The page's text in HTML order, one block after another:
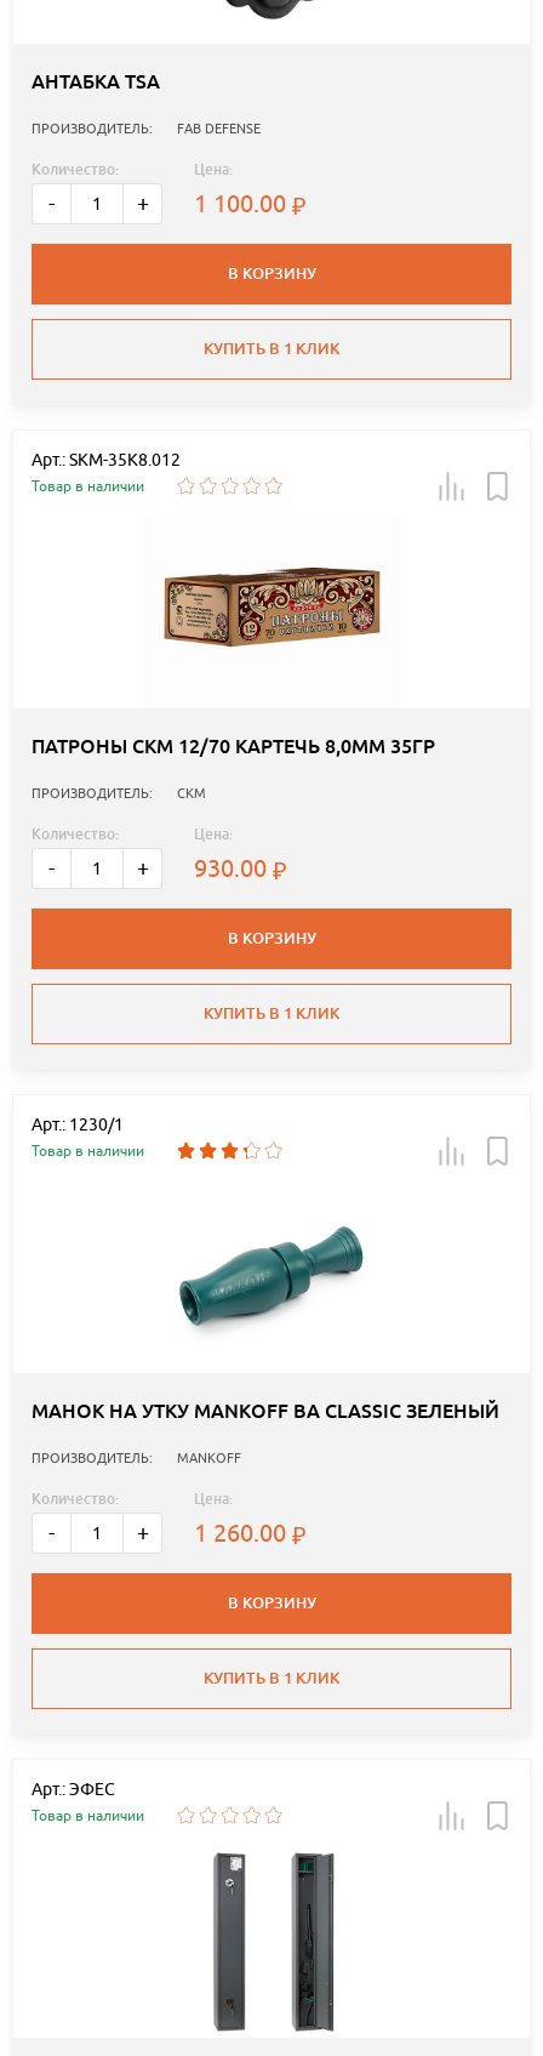
АНТАБКА TSA
ПРОИЗВОДИТЕЛЬ: FAB DEFENSE
Количество:
- +
Цена:
1 100.00
В КОРЗИНУ
КУПИТЬ В 1 КЛИК
Арт.: SKM-35K8.012
Товар в наличии
ПАТРОНЫ СКМ 12/70 КАРТЕЧЬ 8,0ММ 35ГР
ПРОИЗВОДИТЕЛЬ: СКМ
Количество:
- +
Цена:
930.00
В КОРЗИНУ
КУПИТЬ В 1 КЛИК
Арт.: 1230/1
Товар в наличии
МАНОК НА УТКУ MANKOFF BA CLASSIC ЗЕЛЕНЫЙ
ПРОИЗВОДИТЕЛЬ: MANKOFF
Количество:
- +
Цена:
1 260.00
В КОРЗИНУ
КУПИТЬ В 1 КЛИК
Арт.: ЭФЕС
Товар в наличии